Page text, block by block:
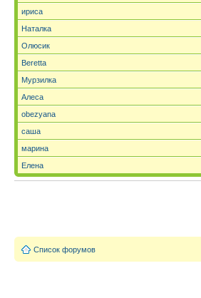
ириса
Наталка
Олюсик
Beretta
Мурзилка
Алеса
obezyana
саша
марина
Елена
Список форумов